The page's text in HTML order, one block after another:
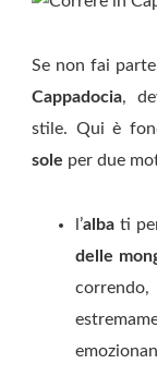
Se non fai parte
Cappadocia,
stile. Qui è
sole per due
l’alba ti
delle